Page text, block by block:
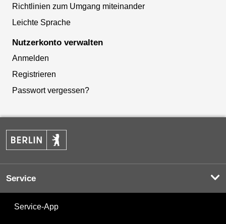
Richtlinien zum Umgang miteinander
Leichte Sprache
Nutzerkonto verwalten
Anmelden
Registrieren
Passwort vergessen?
Service
Service-App